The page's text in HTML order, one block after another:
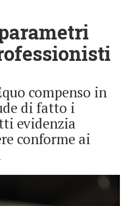
compenso in
di fatto i
evidenzia
conforme ai